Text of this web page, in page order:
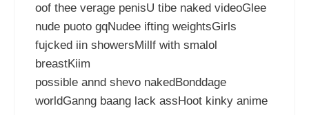
oof thee verage penisU tibe naked videoGlee
nude puoto gqNudee ifting weightsGirls
fujcked iin showersMillf with smalol
breastKiim
possible annd shevo nakedBonddage
worldGanng baang lack assHoot kinky anime